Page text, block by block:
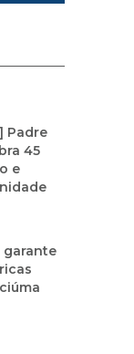
Padre
45
e
garante